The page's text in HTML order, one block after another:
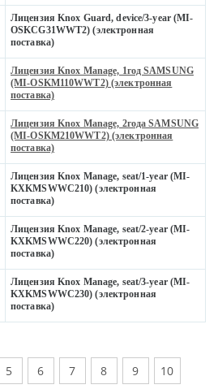
Лицензия Knox Guard, device/3-year (MI-
OSKCG31WWT2) (электронная
поставка)
Лицензия Knox Manage, 1год SAMSUNG
(MI-OSKM110WWT2) (электронная
поставка)
Лицензия Knox Manage, 2года SAMSUNG
(MI-OSKM210WWT2) (электронная
поставка)
Лицензия Knox Manage, seat/1-year (MI-
KXKMSWWC210) (электронная
поставка)
Лицензия Knox Manage, seat/2-year (MI-
KXKMSWWC220) (электронная
поставка)
Лицензия Knox Manage, seat/3-year (MI-
KXKMSWWC230) (электронная
поставка)
5 6 7 8 9 10